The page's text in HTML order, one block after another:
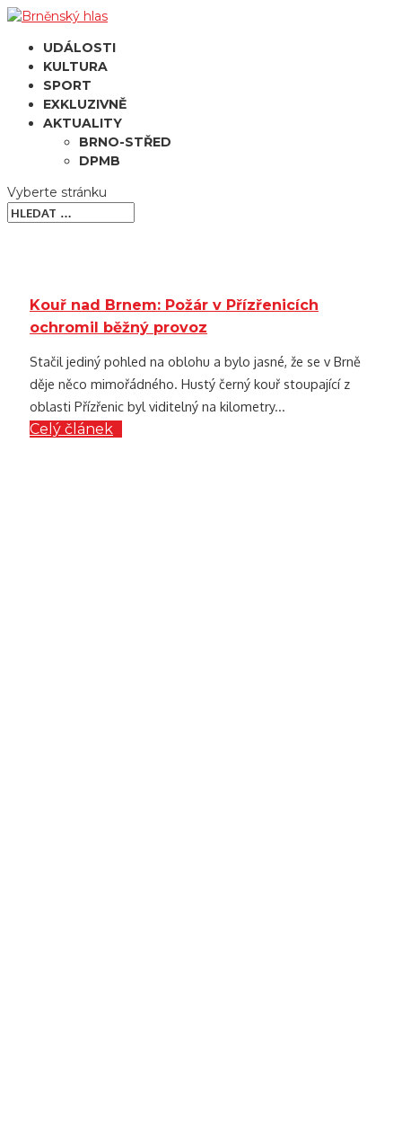
UDÁLOSTI
KULTURA
SPORT
EXKLUZIVNĚ
AKTUALITY
BRNO-STŘED
DPMB
Vyberte stránku
Kouř nad Brnem: Požár v Přízřenicích
ochromil běžný provoz
Stačil jediný pohled na oblohu a bylo jasné, že se v Brně
děje něco mimořádného. Hustý černý kouř stoupající z
oblasti Přízřenic byl viditelný na kilometry...
Celý článek